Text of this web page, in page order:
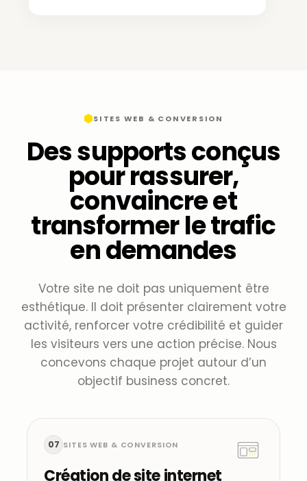
SITES WEB & CONVERSION
Des supports conçus
pour rassurer,
convaincre et
transformer le trafic
en demandes
Votre site ne doit pas uniquement être
esthétique. Il doit présenter clairement votre
activité, renforcer votre crédibilité et guider
les visiteurs vers une action précise. Nous
concevons chaque projet autour d’un
objectif business concret.
07 SITES WEB & CONVERSION
Création de site internet